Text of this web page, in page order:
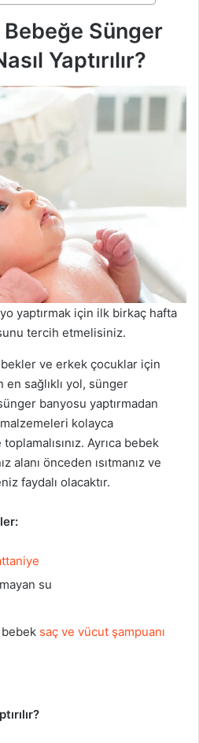
Sünger
Yaptırılır?
yaptırmak için ilk birkaç hafta
tercih etmelisiniz.
ve erkek çocuklar için
sağlıklı yol, sünger
banyosu yaptırmadan
kolayca
Ayrıca bebek
alanı önceden ısıtmanız ve
faydalı olacaktır.
su
saç ve vücut şampuanı